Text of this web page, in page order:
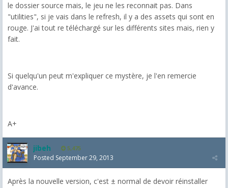
le dossier source mais, le jeu ne les reconnait pas. Dans
"utilities", si je vais dans le refresh, il y a des assets qui sont en
rouge. J'ai tout re téléchargé sur les différents sites mais, rien y
fait.
Si quelqu'un peut m'expliquer ce mystère, je l'en remercie
d'avance.
A+
jibeh 5,475
Posted September 29, 2013
Après la nouvelle version, c'est ± normal de devoir réinstaller